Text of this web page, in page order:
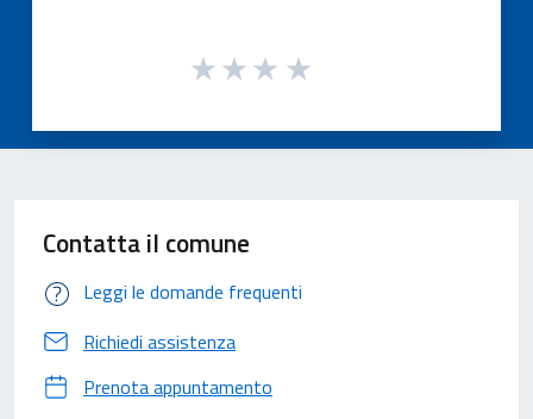
Contatta il comune
Leggi le domande frequenti
Richiedi assistenza
Prenota appuntamento